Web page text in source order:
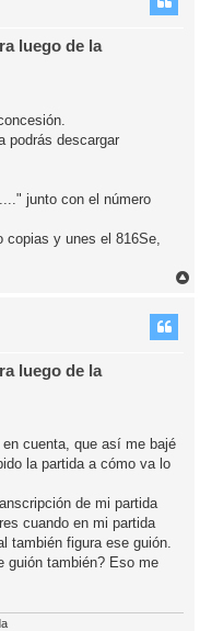
luego de la
podrás descargar
junto con el número
y unes el 816Se,
luego de la
cuenta, que así me bajé
la partida a cómo va lo
de mi partida
cuando en mi partida
también figura ese guión.
guión también? Eso me